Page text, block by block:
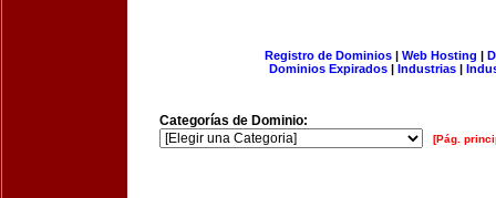
Registro de Dominios| Web Hosting |
Dominios Expirados | Industrias |
Categorías de Dominio:
[Pág.